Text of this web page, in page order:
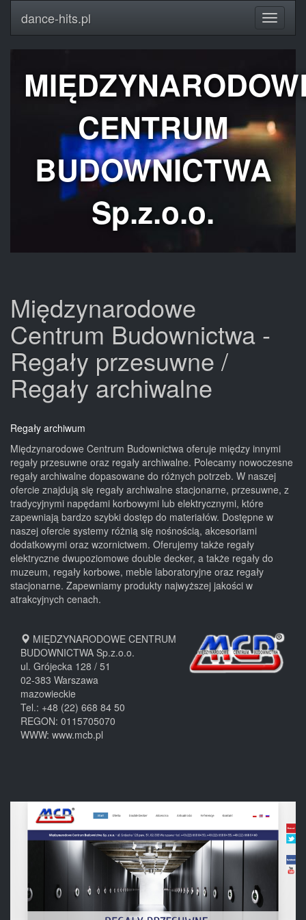
dance-hits.pl
CENTRUM
BUDOWNICTWA
Sp.z.o.o.
Międzynarodowe
Centrum Budownictwa -
Regały przesuwne /
Regały archiwalne
Regały archiwum
Międzynarodowe Centrum Budownictwa oferuje między innymi
regały przesuwne oraz regały archiwalne. Polecamy nowoczesne
regały archiwalne dopasowane do różnych potrzeb. W naszej
ofercie znajdują się regały archiwalne stacjonarne, przesuwne, z
tradycyjnymi napędami korbowymi lub elektrycznymi, które
zapewniają bardzo szybki dostęp do materiałów. Dostępne w
naszej ofercie systemy różnią się nośnością, akcesoriami
dodatkowymi oraz wzornictwem. Oferujemy także regały
elektryczne dwupoziomowe double decker, a także regały do
muzeum, regały korbowe, meble laboratoryjne oraz regały
stacjonarne. Zapewniamy produkty najwyższej jakości w
atrakcyjnych cenach.
MIĘDZYNARODOWE CENTRUM
BUDOWNICTWA Sp.z.o.o.
ul. Grójecka 128 / 51
02-383 Warszawa
mazowieckie
Tel.: +48 (22) 668 84 50
REGON: 0115705070
WWW: www.mcb.pl